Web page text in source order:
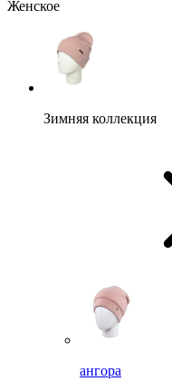
Женское
Зимняя коллекция
ангора